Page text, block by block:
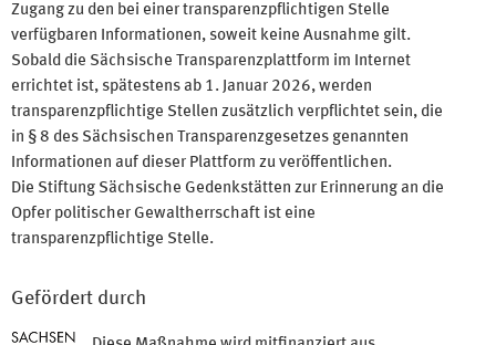
Zugang zu den bei einer transparenzpflichtigen Stelle
verfügbaren Informationen, soweit keine Ausnahme gilt.
Sobald die Sächsische Transparenzplattform im Internet
errichtet ist, spätestens ab 1. Januar 2026, werden
transparenzpflichtige Stellen zusätzlich verpflichtet sein, die
in § 8 des Sächsischen Transparenzgesetzes genannten
Informationen auf dieser Plattform zu veröffentlichen.
Die Stiftung Sächsische Gedenkstätten zur Erinnerung an die
Opfer politischer Gewaltherrschaft ist eine
transparenzpflichtige Stelle.
Gefördert durch